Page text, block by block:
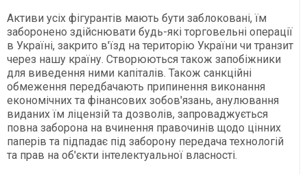
Активи усіх фігурантів мають бути заблоковані, їм
заборонено здійснювати будь-які торговельні операції
в Україні, закрито в'їзд на територію України чи транзит
через нашу країну. Створюються також запобіжники
для виведення ними капіталів. Також санкційні
обмеження передбачають припинення виконання
економічних та фінансових зобов'язань, анулювання
виданих їм ліцензій та дозволів, запроваджується
повна заборона на вчинення правочинів щодо цінних
паперів та підпадає під заборону передача технологій
та прав на об'єкти інтелектуальної власності.